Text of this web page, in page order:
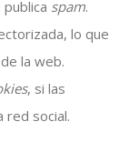
spam.
lo que
la web.
, si las
red social.